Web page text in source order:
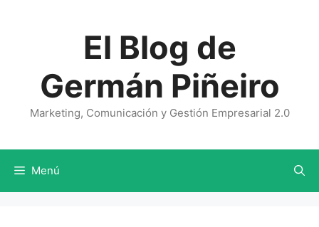
El Blog de
Germán Piñeiro
Marketing, Comunicación y Gestión Empresarial 2.0
Menú